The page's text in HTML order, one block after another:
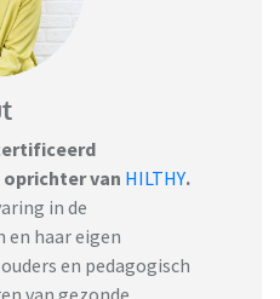
van HILTHY.
in de
en haar eigen
en pedagogisch
van gezonde